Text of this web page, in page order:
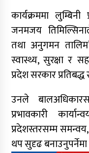
कार्यक्रममा
जनमजय
तथा अनुगमन
स्वास्थ्य, सुरक्षा र
प्रदेश सरकार
उनले
प्रभावकारी
प्रदेशस्तरसम्म
थप सुदृढ बनाउनुपर्नेमा